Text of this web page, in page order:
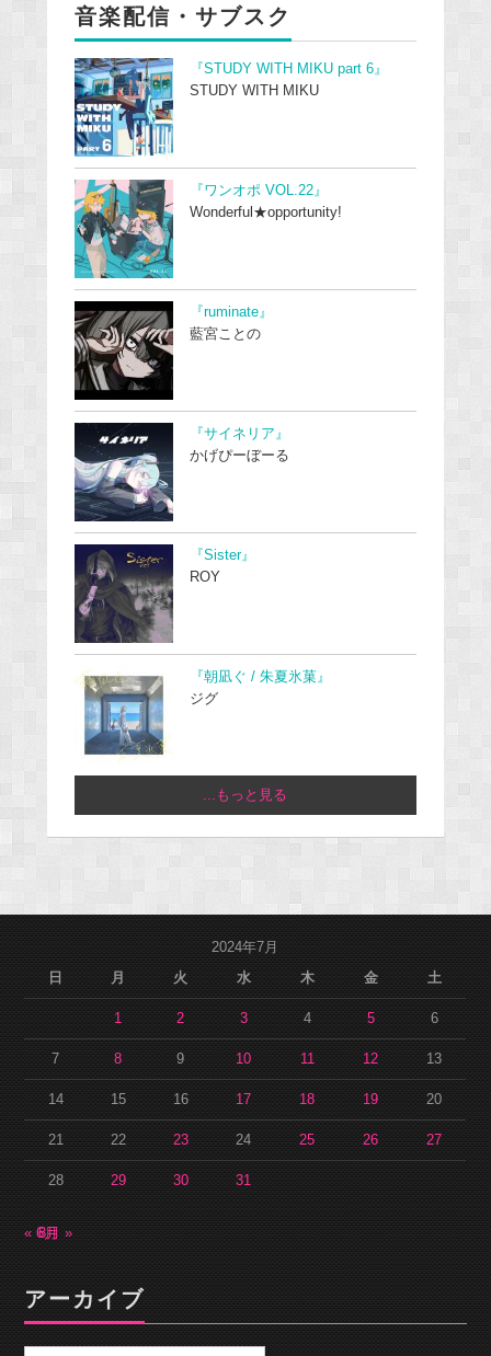
音楽配信・サブスク
『STUDY WITH MIKU part 6』
STUDY WITH MIKU
『ワンオポ VOL.22』
Wonderful★opportunity!
『ruminate』
藍宮ことの
『サイネリア』
かげぴーぼーる
『Sister』
ROY
『朝凪ぐ / 朱夏氷菓』
ジグ
...もっと見る
2024年7月
日
月 火 水 木 金 土
1 2 3 4 5 6
7 8 9 10 11 12 13
14 15 16 17 18 19 20
21 22 23 24 25 26 27
28 29 30 31
« 6月8月 »
アーカイブ